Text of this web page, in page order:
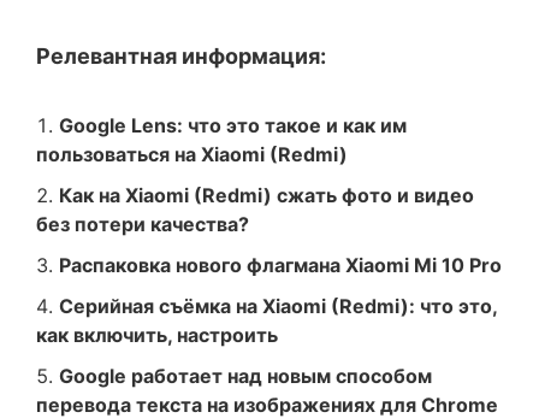
Релевантная информация:
Google Lens: что это такое и как им
пользоваться на Xiaomi (Redmi)
Как на Xiaomi (Redmi) сжать фото и видео
без потери качества?
Распаковка нового флагмана Xiaomi Mi 10 Pro
Серийная съёмка на Xiaomi (Redmi): что это,
как включить, настроить
Google работает над новым способом
перевода текста на изображениях для Chrome